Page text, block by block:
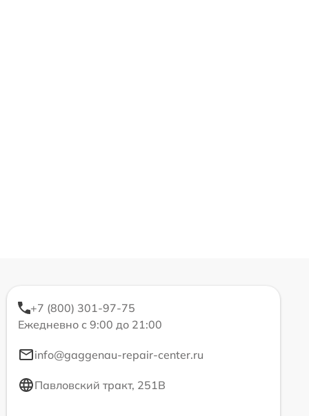
+7 (800) 301-97-75
Ежедневно с 9:00 до 21:00
info@gaggenau-repair-center.ru
Павловский тракт, 251В